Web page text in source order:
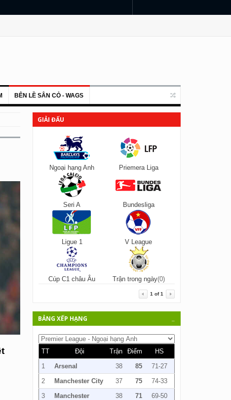
BÊN LỀ SÂN CỎ - WAGS
GIẢI ĐẤU
Ngoại hạng Anh Priemera Liga
Seri A Bundesliga
Ligue 1 V League
Cúp C1 châu Âu Trận trong ngày(0)
1 of1
BẢNG XẾP HẠNG
TT Đội Trận Điểm
HS
1
Arsenal 38 85
71-27
2
Manchester City 37 75
74-33
3
Manchester
38 71 69-50